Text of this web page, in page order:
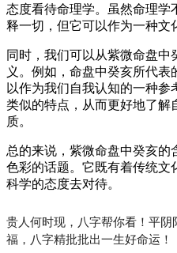
态度看待命理学。虽然命理
释一切，但它可以作为一种文
同时，我们可以从紫微命盘
义。例如，命盘中癸亥所代
以作为我们自我认知的一种
类似的特点，从而更好地了解
质。
总的来说，紫微命盘中癸亥
色彩的话题。它既有着传统文
科学的态度去对待。
贵人何时现，八字帮你看！平阴
福，八字精批批出一生好命运！